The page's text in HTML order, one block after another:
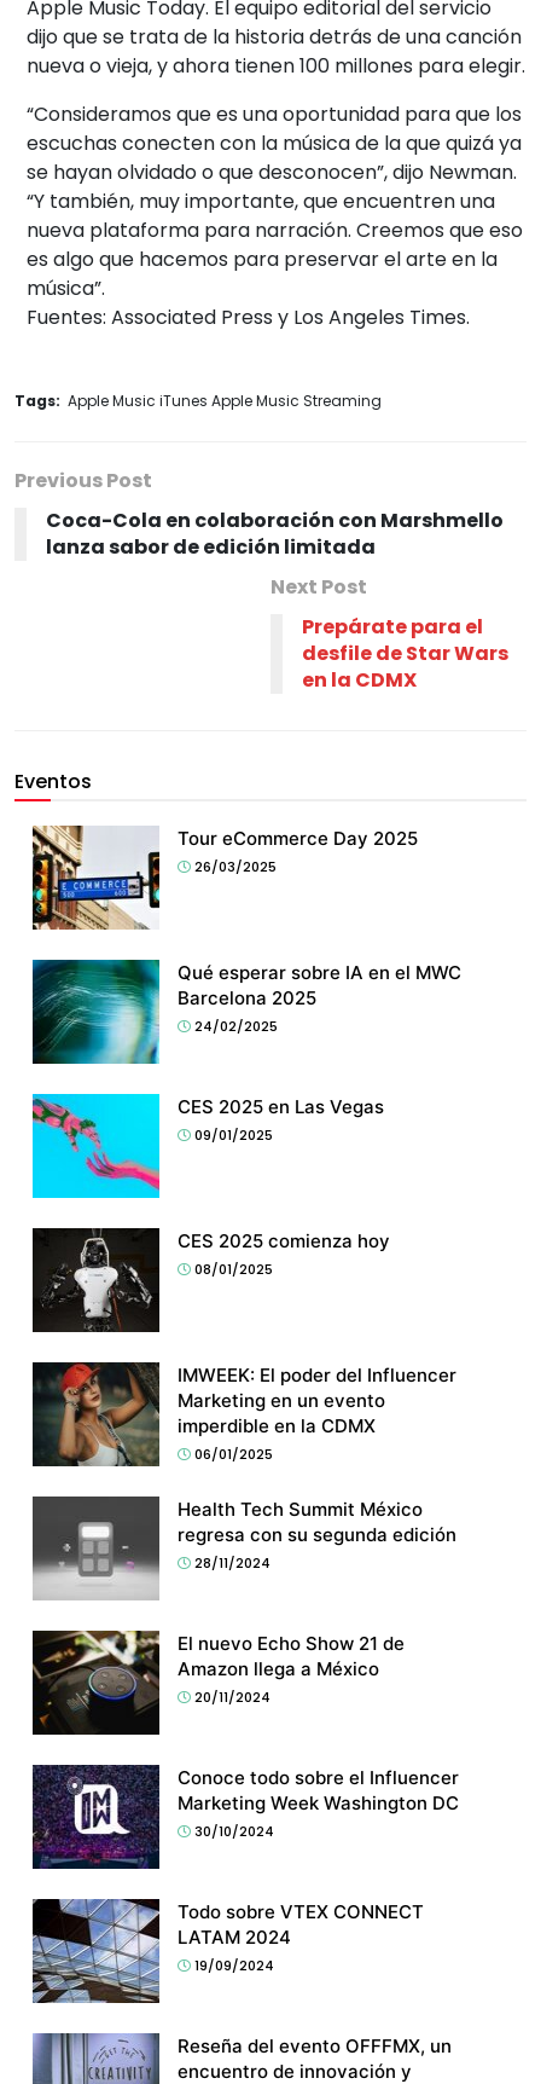
Apple Music Today. El equipo editorial del servicio
dijo que se trata de la historia detrás de una canción
nueva o vieja, y ahora tienen 100 millones para elegir.
“Consideramos que es una oportunidad para que los
escuchas conecten con la música de la que quizá ya
se hayan olvidado o que desconocen”, dijo Newman.
“Y también, muy importante, que encuentren una
nueva plataforma para narración. Creemos que eso
es algo que hacemos para preservar el arte en la
música”.
Fuentes: Associated Press y Los Angeles Times.
Tags: Apple Music iTunes Apple Music Streaming
Previous Post
Coca-Cola en colaboración con Marshmello
lanza sabor de edición limitada
Next Post
Prepárate para el
desfile de Star Wars
en la CDMX
Eventos
Tour eCommerce Day 2025
26/03/2025
Qué esperar sobre IA en el MWC
Barcelona 2025
24/02/2025
CES 2025 en Las Vegas
09/01/2025
CES 2025 comienza hoy
08/01/2025
IMWEEK: El poder del Influencer
Marketing en un evento
imperdible en la CDMX
06/01/2025
Health Tech Summit México
regresa con su segunda edición
28/11/2024
El nuevo Echo Show 21 de
Amazon llega a México
20/11/2024
Conoce todo sobre el Influencer
Marketing Week Washington DC
30/10/2024
Todo sobre VTEX CONNECT
LATAM 2024
19/09/2024
Reseña del evento OFFFMX, un
encuentro de innovación y